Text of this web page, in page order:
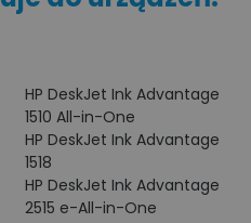
HP DeskJet Ink Advantage
1510 All-in-One
HP DeskJet Ink Advantage
1518
HP DeskJet Ink Advantage
2515 e-All-in-One